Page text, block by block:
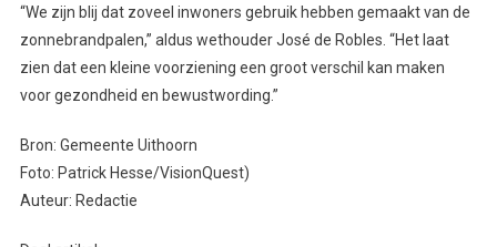
“We zijn blij dat zoveel inwoners gebruik hebben gemaakt van de
zonnebrandpalen,” aldus wethouder José de Robles. “Het laat
zien dat een kleine voorziening een groot verschil kan maken
voor gezondheid en bewustwording.”
Bron: Gemeente Uithoorn
Foto: Patrick Hesse/VisionQuest)
Auteur: Redactie